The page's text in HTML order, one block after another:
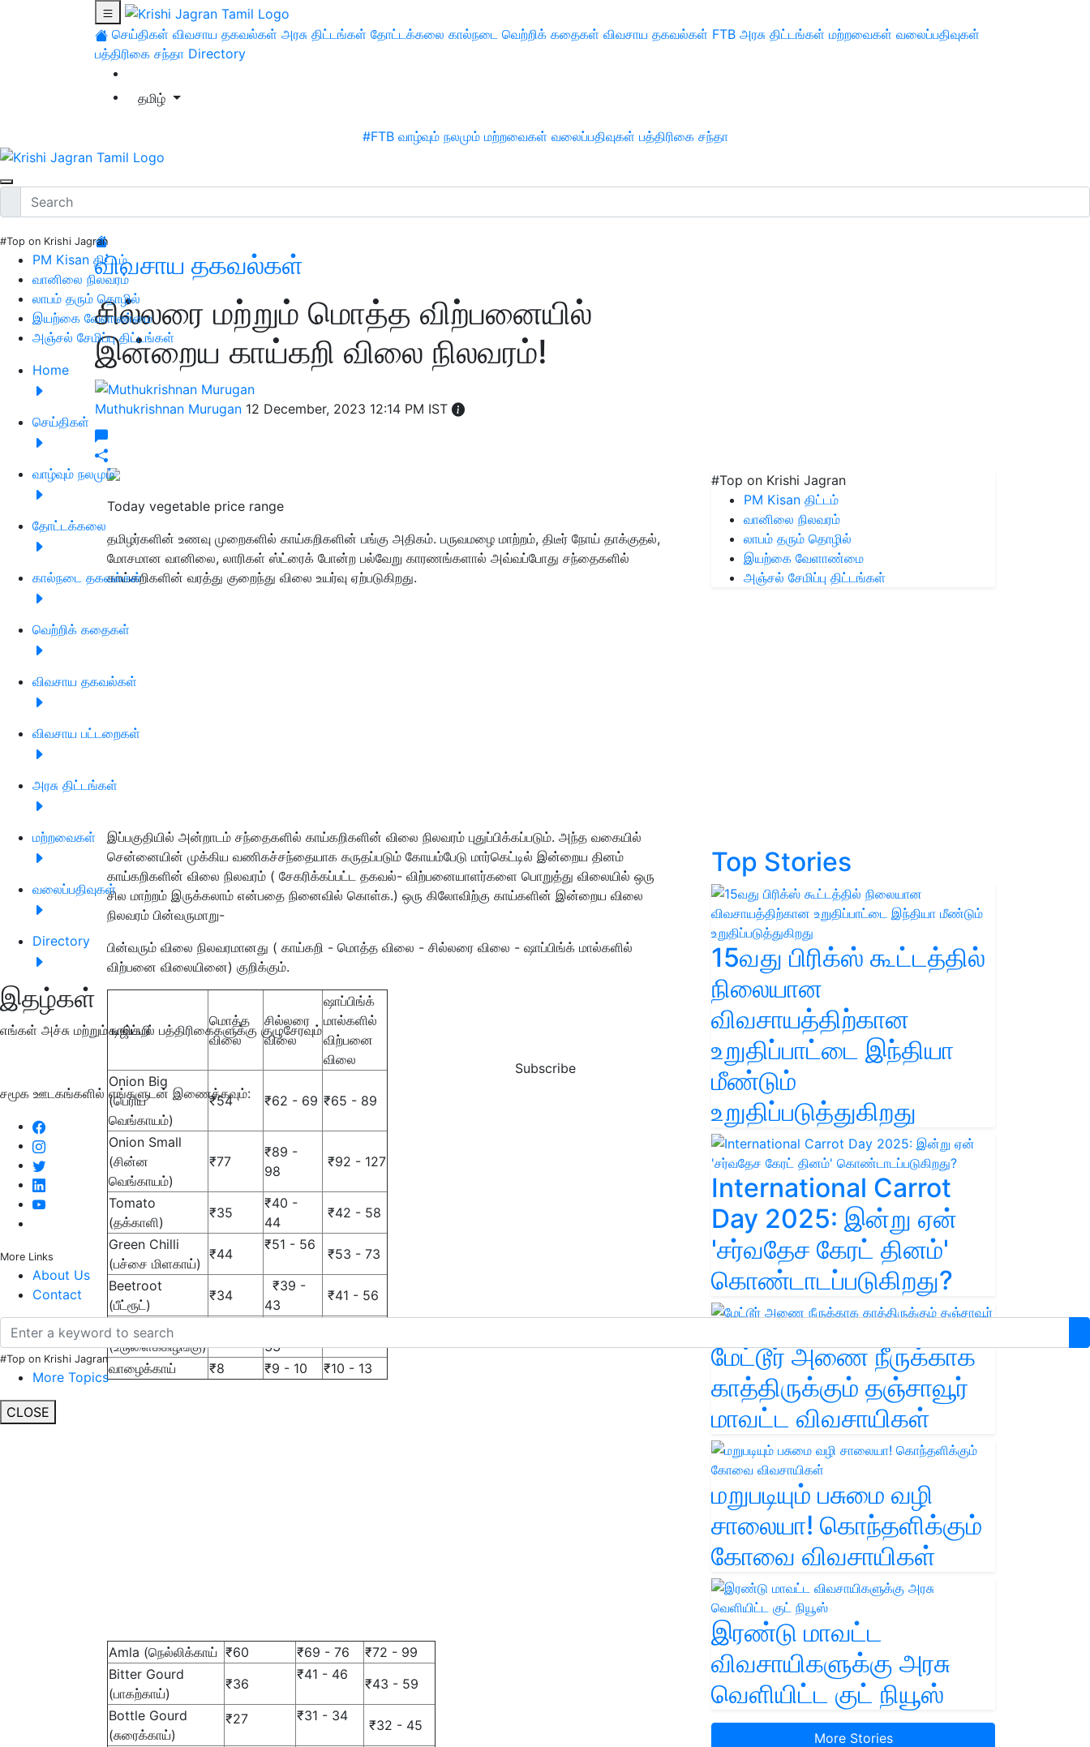
செய்திகள் விவசாய தகவல்கள் அரசு திட்டங்கள் தோட்டக்கலை கால்நடை வெற்றிக் கதைகள் விவசாய தகவல்கள் FTB அரசு திட்டங்கள் மற்றவைகள் வலைப்பதிவுகள்
பத்திரிகை சந்தா Directory
தமிழ்
#FTB வாழ்வும் நலமும் மற்றவைகள் வலைப்பதிவுகள் பத்திரிகை சந்தா
#Top on Krishi Jagran
PM Kisan திட்டம்
வானிலை நிலவரம்
லாபம் தரும் தொழில்
இயற்கை வேளாண்மை
அஞ்சல் சேமிப்பு திட்டங்கள்
Home
செய்திகள்
வாழ்வும் நலமும்
தோட்டக்கலை
கால்நடை தகவல்கள்
வெற்றிக் கதைகள்
விவசாய தகவல்கள்
விவசாய பட்டறைகள்
அரசு திட்டங்கள்
மற்றவைகள்
வலைப்பதிவுகள்
Directory
இதழ்கள்
எங்கள் அச்சு மற்றும் டிஜிட்டல் பத்திரிகைகளுக்கு குழுசேரவும்
Subscribe
சமூக ஊடகங்களில் எங்களுடன் இணைக்கவும்:
More Links
About Us
Contact
#Top on Krishi Jagran
More Topics
CLOSE
விவசாய தகவல்கள்
சில்லரை மற்றும் மொத்த விற்பனையில்
இன்றைய காய்கறி விலை நிலவரம்!
Muthukrishnan Murugan 12 December, 2023 12:14 PM IST
Today vegetable price range
தமிழர்களின் உணவு முறைகளில் காய்கறிகளின் பங்கு அதிகம். பருவமழை மாற்றம், திடீர் நோய் தாக்குதல்,
மோசமான வானிலை, லாரிகள் ஸ்ட்ரைக் போன்ற பல்வேறு காரணங்களால் அவ்வப்போது சந்தைகளில்
காய்கறிகளின் வரத்து குறைந்து விலை உயர்வு ஏற்படுகிறது.
இப்பகுதியில் அன்றாடம் சந்தைகளில் காய்கறிகளின் விலை நிலவரம் புதுப்பிக்கப்படும். அந்த வகையில்
சென்னையின் முக்கிய வணிகச்சந்தையாக கருதப்படும் கோயம்பேடு மார்கெட்டில் இன்றைய தினம்
காய்கறிகளின் விலை நிலவரம் ( சேகரிக்கப்பட்ட தகவல்- விற்பனையாளர்களை பொறுத்து விலையில் ஒரு
சில மாற்றம் இருக்கலாம் என்பதை நினைவில் கொள்க.) ஒரு கிலோவிற்கு காய்களின் இன்றைய விலை
நிலவரம் பின்வருமாறு-
பின்வரும் விலை நிலவரமானது ( காய்கறி - மொத்த விலை - சில்லரை விலை - ஷாப்பிங்க் மால்களில்
விற்பனை விலையினை) குறிக்கும்.
காய்கறி
மொத்த
விலை
சில்லரை
விலை
ஷாப்பிங்க்
மால்களில்
விற்பனை
விலை
Onion Big
(பெரிய
வெங்காயம்)
₹54 ₹62 - 69 ₹65 - 89
Onion Small
(சின்ன
வெங்காயம்)
₹77
₹89 -
98
₹92 - 127
Tomato
(தக்காளி)
₹35
₹40 -
44
₹42 - 58
Green Chilli
(பச்சை மிளகாய்)
₹44
₹51 - 56
₹53 - 73
Beetroot
(பீட்ரூட்)
₹34
₹39 -
43
₹41 - 56
Potato
(உருளைக்கிழங்கு)
33
வாழைக்காய்
₹8 ₹9 - 10 ₹10 - 13
Amla (நெல்லிக்காய் ₹60 ₹69 - 76
₹72 - 99
Bitter Gourd
(பாகற்காய்)
₹36
₹41 - 46
₹43 - 59
Bottle Gourd
(சுரைக்காய்)
₹27 ₹31 - 34
₹32 - 45
#Top on Krishi Jagran
PM Kisan திட்டம்
வானிலை நிலவரம்
லாபம் தரும் தொழில்
இயற்கை வேளாண்மை
அஞ்சல் சேமிப்பு திட்டங்கள்
Top Stories
15வது பிரிக்ஸ் கூட்டத்தில்
நிலையான
விவசாயத்திற்கான
உறுதிப்பாட்டை இந்தியா
மீண்டும்
உறுதிப்படுத்துகிறது
International Carrot
Day 2025: இன்று ஏன்
'சர்வதேச கேரட் தினம்'
கொண்டாடப்படுகிறது?
மேட்டூர் அணை நீருக்காக
காத்திருக்கும் தஞ்சாவூர்
மாவட்ட விவசாயிகள்
மறுபடியும் பசுமை வழி
சாலையா! கொந்தளிக்கும்
கோவை விவசாயிகள்
இரண்டு மாவட்ட
விவசாயிகளுக்கு அரசு
வெளியிட்ட குட் நியூஸ்
More Stories